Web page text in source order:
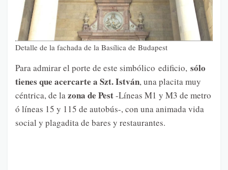
Detalle de la fachada de la Basílica de Budapest
Para admirar el porte de este simbólico edificio, sólo
tienes que acercarte a Szt. István, una placita muy
céntrica, de lazona de Pest-Líneas M1 y M3 de metro
ó líneas 15 y 115 de autobús-, con una animada vida
social y plagadita de bares y restaurantes.